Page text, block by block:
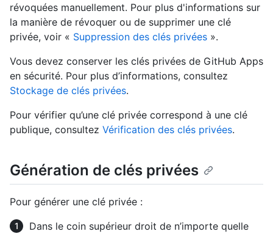
révoquées manuellement. Pour plus d'informations sur
la manière de révoquer ou de supprimer une clé
privée, voir « Suppression des clés privées ».
Vous devez conserver les clés privées de GitHub Apps
en sécurité. Pour plus d’informations, consultez
Stockage de clés privées.
Pour vérifier qu’une clé privée correspond à une clé
publique, consultez Vérification des clés privées.
Génération de clés privées
Pour générer une clé privée :
Dans le coin supérieur droit de n’importe quelle